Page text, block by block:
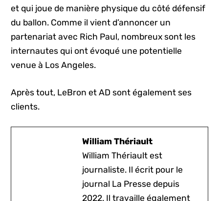
et qui joue de manière physique du côté défensif
du ballon. Comme il vient d’annoncer un
partenariat avec Rich Paul, nombreux sont les
internautes qui ont évoqué une potentielle
venue à Los Angeles.
Après tout, LeBron et AD sont également ses
clients.
William Thériault
William Thériault est
journaliste. Il écrit pour le
journal La Presse depuis
2022. Il travaille également